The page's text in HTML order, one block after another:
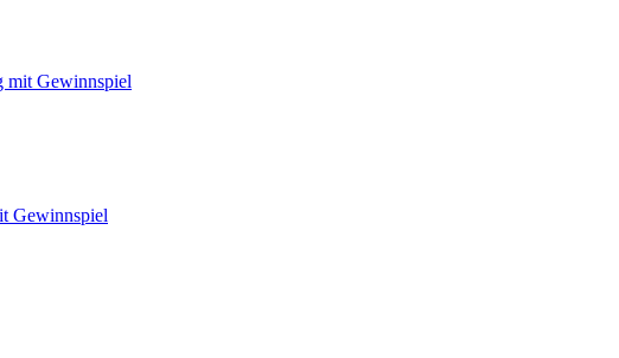
mit Gewinnspiel
Gewinnspiel